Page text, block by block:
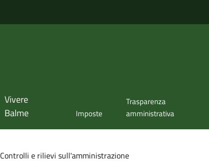
Vivere
Balme
Imposte
Trasparenza
amministrativa
Controlli e rilievi sull'amministrazione